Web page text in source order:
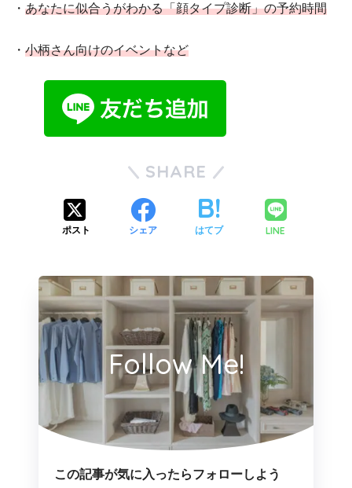
・ あなたに似合うがわかる「顔タイプ診断」の予約時間
・ 小柄さん向けのイベントなど
SHARE
ポスト シェア はてブ LINE
Follow Me!
この記事が気に入ったらフォローしよう